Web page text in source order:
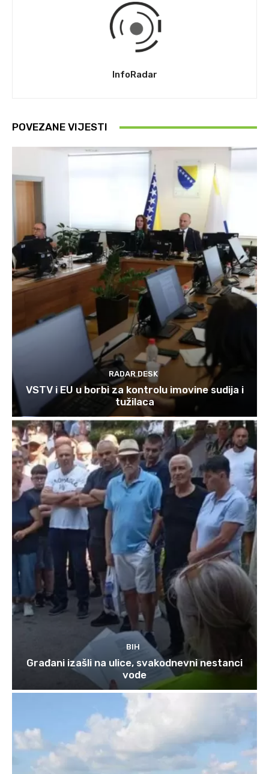
InfoRadar
POVEZANE VIJESTI
RADAR DESK
VSTV i EU u borbi za kontrolu imovine sudija i
tužilaca
BIH
Građani izašli na ulice, svakodnevni nestanci
vode